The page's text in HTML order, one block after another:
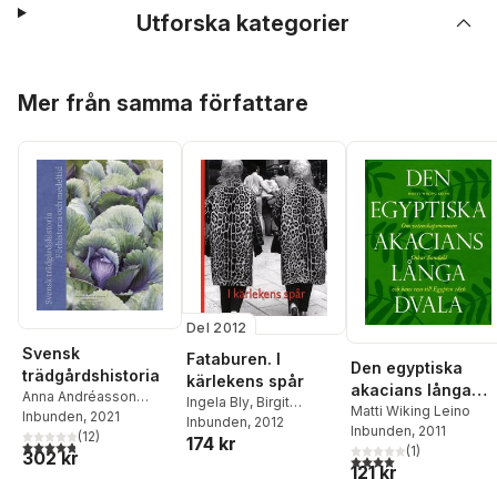
Utforska kategorier
Mer från samma författare
Svensk
trädgårdshistoria
Anna Andréasson
Sjögren,Jens
Heimdahl,Matti Wiking
Leino
Inbunden, 2021
4,8utav 5 stjärnor. Totalt antal röster:
(12)
302 kr
Del 2012
Fataburen. I
kärlekens spår
Ingela Bly, Birgit
Brånvall,Eva Dahlman
Sigrid Eklund Nyström
Inbunden, 2012
174 kr
Den egyptiska
akacians långa
dvala : om
Oskar Sandahl
Matti Wiking Leino
Inbunden, 2011
4,0utav 5 stjärnor.
(1)
121 kr